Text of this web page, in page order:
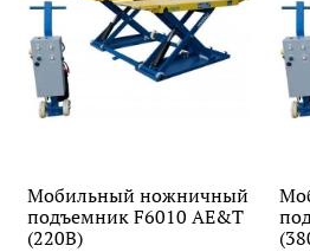
Мобильный ножничный
подъемник F6010 AE&T
(220В)